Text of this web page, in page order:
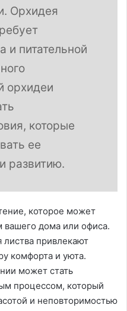
Орхидея
и питательной
орхидеи
которые
ее
развитию.
которое может
вашего дома или офиса.
привлекают
комфорта и уюта.
может стать
процессом, который
и неповторимостью